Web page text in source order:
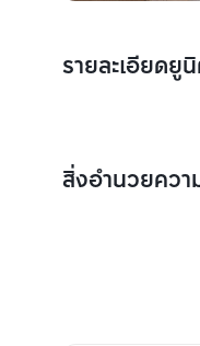
รายละเอียดยู
สิ่งอำนวยควา